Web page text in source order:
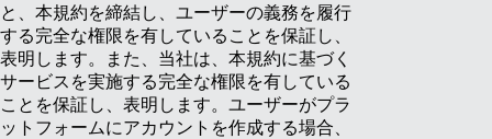
と、本規約を締結し、ユーザーの義務を履行
する完全な権限を有していることを保証し、
表明します。また、当社は、本規約に基づく
サービスを実施する完全な権限を有している
ことを保証し、表明します。ユーザーがプラ
ットフォームにアカウントを作成する場合、